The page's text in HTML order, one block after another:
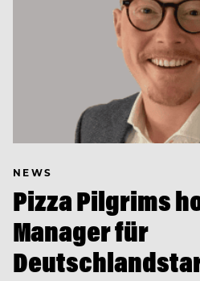
NEWS
Pizza Pilgrims
Manager für